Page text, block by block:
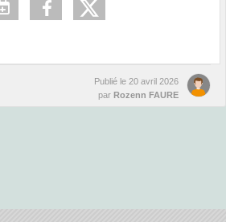
Publié le 20 avril 2026
par Rozenn FAURE